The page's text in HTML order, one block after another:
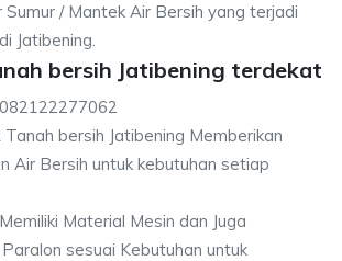
/ Mantek Air Bersih yang terjadi
Jatibening.
bersih Jatibening terdekat
082122277062
bersih Jatibening Memberikan
Air Bersih untuk kebutuhan setiap
Material Mesin dan Juga
sesuai Kebutuhan untuk